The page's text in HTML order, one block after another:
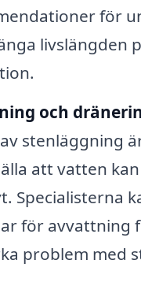
för
livslängden
och
stenläggning
att vatten
Specialisterna
för avvattning
problem med